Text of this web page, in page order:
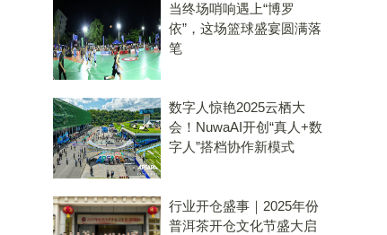
当终场哨响遇上“博罗
依”，这场篮球盛宴圆满落
笔
数字人惊艳2025云栖大
会！NuwaAI开创“真人+数
字人”搭档协作新模式
行业开仓盛事｜2025年份
普洱茶开仓文化节盛大启